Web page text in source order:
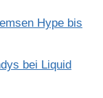
Hype bis
bei Liquid